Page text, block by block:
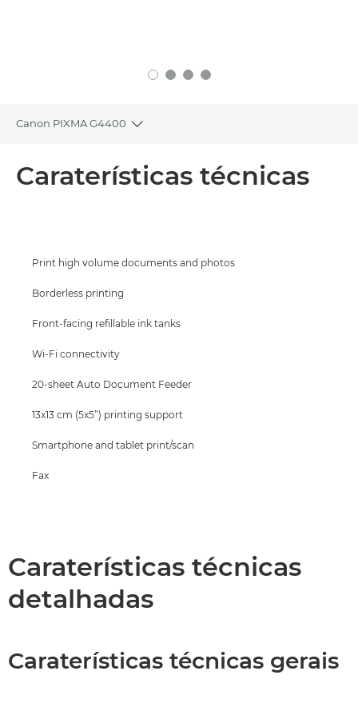
Canon PIXMA G4400
Toggle breadcrumbs
Caraterísticas técnicas
Print high volume documents and photos
Borderless printing
Front-facing refillable ink tanks
Wi-Fi connectivity
20-sheet Auto Document Feeder
13x13 cm (5x5”) printing support
Smartphone and tablet print/scan
Fax
Caraterísticas técnicas
detalhadas
Caraterísticas técnicas gerais